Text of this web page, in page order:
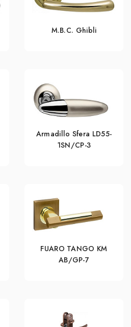
M.B.C. Ghibli
Armadillo Sfera LD55-
1SN/CP-3
FUARO TANGO KM
AB/GP-7